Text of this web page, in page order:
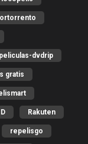
peliculas-dvdrip
gratis
Rakuten
repelisgo